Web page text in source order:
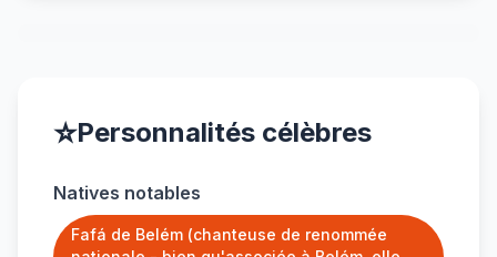
⭐Personnalités célèbres
Natives notables
Fafá de Belém (chanteuse de renommée